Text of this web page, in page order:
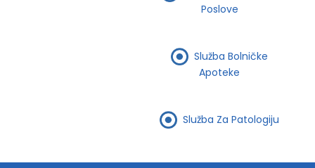
Poslove
Služba Bolničke
Apoteke
Služba Za Patologiju